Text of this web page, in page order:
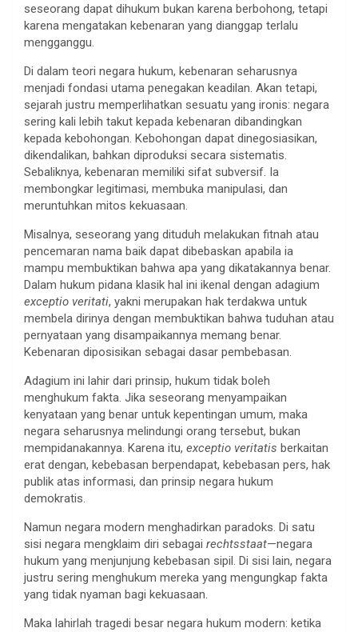
seseorang dapat dihukum bukan karena berbohong, tetapi
karena mengatakan kebenaran yang dianggap terlalu
mengganggu.
Di dalam teori negara hukum, kebenaran seharusnya
menjadi fondasi utama penegakan keadilan. Akan tetapi,
sejarah justru memperlihatkan sesuatu yang ironis: negara
sering kali lebih takut kepada kebenaran dibandingkan
kepada kebohongan. Kebohongan dapat dinegosiasikan,
dikendalikan, bahkan diproduksi secara sistematis.
Sebaliknya, kebenaran memiliki sifat subversif. Ia
membongkar legitimasi, membuka manipulasi, dan
meruntuhkan mitos kekuasaan.
Misalnya, seseorang yang dituduh melakukan fitnah atau
pencemaran nama baik dapat dibebaskan apabila ia
mampu membuktikan bahwa apa yang dikatakannya benar.
Dalam hukum pidana klasik hal ini ikenal dengan adagium
exceptio veritati, yakni merupakan hak terdakwa untuk
membela dirinya dengan membuktikan bahwa tuduhan atau
pernyataan yang disampaikannya memang benar.
Kebenaran diposisikan sebagai dasar pembebasan.
Adagium ini lahir dari prinsip, hukum tidak boleh
menghukum fakta. Jika seseorang menyampaikan
kenyataan yang benar untuk kepentingan umum, maka
negara seharusnya melindungi orang tersebut, bukan
mempidanakannya. Karena itu, exceptio veritatis berkaitan
erat dengan, kebebasan berpendapat, kebebasan pers, hak
publik atas informasi, dan prinsip negara hukum
demokratis.
Namun negara modern menghadirkan paradoks. Di satu
sisi negara mengklaim diri sebagai rechtsstaat—negara
hukum yang menjunjung kebebasan sipil. Di sisi lain, negara
justru sering menghukum mereka yang mengungkap fakta
yang tidak nyaman bagi kekuasaan.
Maka lahirlah tragedi besar negara hukum modern: ketika